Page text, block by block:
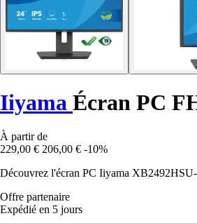
Iiyama Écran PC
À partir de
229,00 € 206,00 € -10%
Découvrez l'écran PC Iiyama
Offre partenaire
Expédié en 5 jours